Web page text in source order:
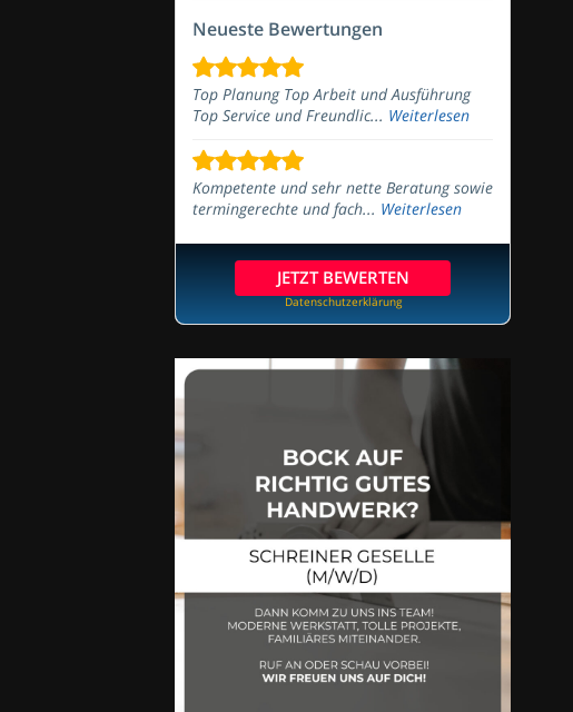
Neueste Bewertungen
Top Planung Top Arbeit und Ausführung
Top Service und Freundlic... Weiterlesen
Kompetente und sehr nette Beratung sowie
termingerechte und fach... Weiterlesen
JETZT BEWERTEN
Datenschutzerklärung